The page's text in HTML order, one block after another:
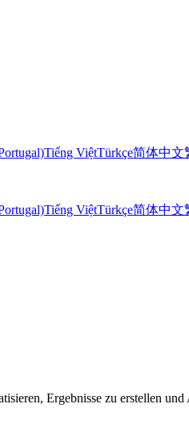
Tiếng ViệtTürkçe简体中文
Tiếng ViệtTürkçe简体中文
Ergebnisse zu erstellen